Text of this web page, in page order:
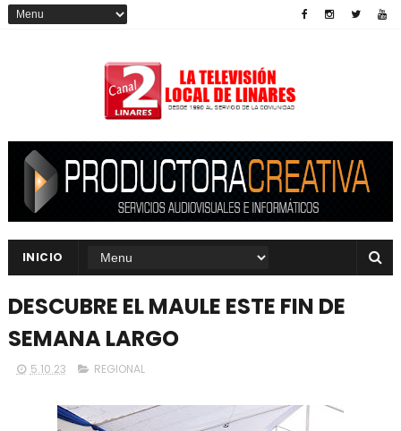
INICIO
DESCUBRE EL MAULE ESTE FIN DE
SEMANA LARGO
5.10.23 REGIONAL